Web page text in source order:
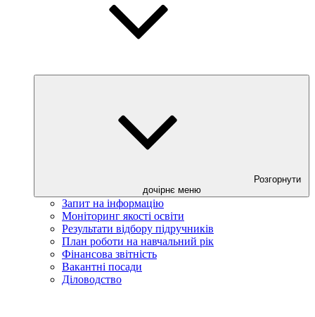
Розгорнути
дочірнє меню
Запит на інформацію
Моніторинг якості освіти
Результати відбору підручників
План роботи на навчальний рік
Фінансова звітність
Вакантні посади
Діловодство